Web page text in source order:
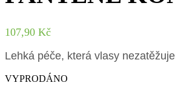
107,90 Kč
Lehká péče, která vlasy nezatěžuje
VYPRODÁNO